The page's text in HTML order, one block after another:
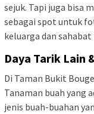
sejuk. Tapi juga bisa
sebagai spot untuk
keluarga dan
Daya Tarik Lain
Di Taman Bukit
Tanaman buah yang
jenis buah-buahan